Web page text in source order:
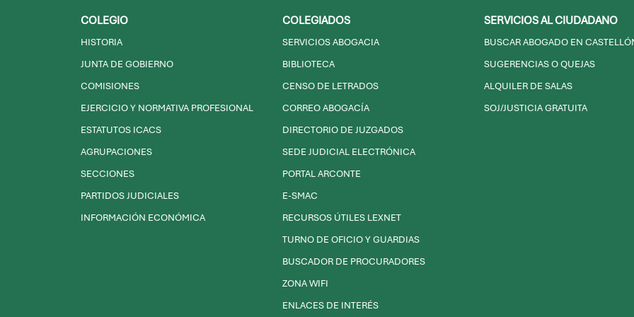
COLEGIO
HISTORIA
JUNTA DE GOBIERNO
COMISIONES
EJERCICIO Y NORMATIVA PROFESIONAL
ESTATUTOS ICACS
AGRUPACIONES
SECCIONES
PARTIDOS JUDICIALES
INFORMACIÓN ECONÓMICA
COLEGIADOS
SERVICIOS ABOGACIA
BIBLIOTECA
CENSO DE LETRADOS
CORREO ABOGACÍA
DIRECTORIO DE JUZGADOS
SEDE JUDICIAL ELECTRÓNICA
PORTAL ARCONTE
E-SMAC
RECURSOS ÚTILES LEXNET
TURNO DE OFICIO Y GUARDIAS
BUSCADOR DE PROCURADORES
ZONA WIFI
ENLACES DE INTERÉS
SERVICIOS AL CIUDADANO
BUSCAR ABOGADO EN
SUGERENCIAS O QUEJAS
ALQUILER DE SALAS
SOJ/JUSTICIA GRATUITA